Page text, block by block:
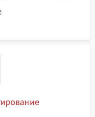
по эталонному
измерения температур.